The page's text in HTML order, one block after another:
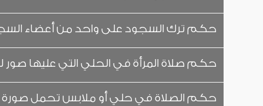
حكم ترك السجود على واحد من أعضاء
حكم صلاة المرأة في الحلي التي عليها صور
حكم الصلاة في حلي أو ملابس تحمل